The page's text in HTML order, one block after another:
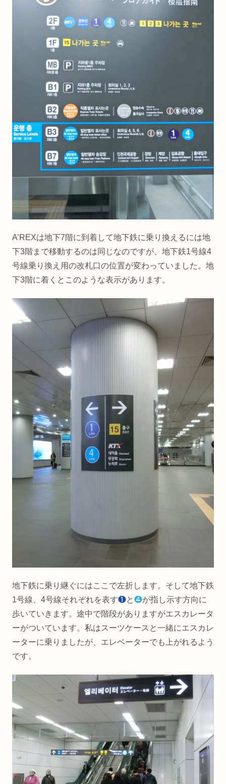
A’REXは地下7階に到着して地下鉄に乗り換えるには地
下3階まで移動するのは同じなのですが、地下鉄1号線4
号線乗り換え用の改札口の位置が変わっていました。地
下3階に着くとこのような表示があります。
地下鉄に乗り継ぐにはここで左折します。そして地下鉄
1号線、4号線それぞれを表す❶と❹が指し示す方向に
歩いていきます。途中で階段がありますがエスカレータ
ーがついています。私はスーツケースと一緒にエスカレ
ーターに乗りましたが、エレベーターでも上がれるよう
です。